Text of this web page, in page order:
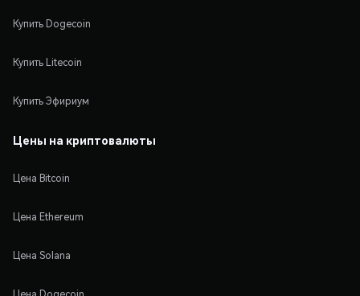
Купить Dogecoin
Купить Litecoin
Купить Эфириум
Цены на криптовалюты
Цена Bitcoin
Цена Ethereum
Цена Solana